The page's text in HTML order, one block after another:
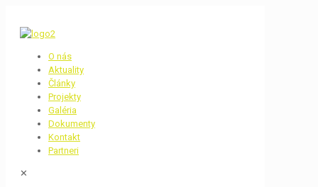
O nás
Aktuality
Články
Projekty
Galéria
Dokumenty
Kontakt
Partneri
✕